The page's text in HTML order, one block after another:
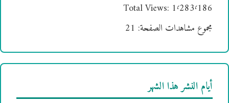
Total Views: 1٬283٬186
مجموع مشاهدات الصفحة: 21
أيام النشر هذا الشهر